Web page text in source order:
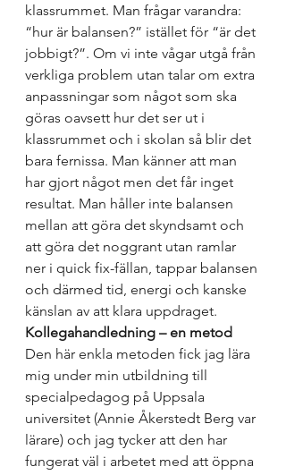
klassrummet. Man frågar varandra:
“hur är balansen?” istället för “är det
jobbigt?”. Om vi inte vågar utgå från
verkliga problem utan talar om extra
anpassningar som något som ska
göras oavsett hur det ser ut i
klassrummet och i skolan så blir det
bara fernissa. Man känner att man
har gjort något men det får inget
resultat. Man håller inte balansen
mellan att göra det skyndsamt och
att göra det noggrant utan ramlar
ner i quick fix-fällan, tappar balansen
och därmed tid, energi och kanske
känslan av att klara uppdraget.
Kollegahandledning – en metod
Den här enkla metoden fick jag lära
mig under min utbildning till
specialpedagog på Uppsala
universitet (Annie Åkerstedt Berg var
lärare) och jag tycker att den har
fungerat väl i arbetet med att öppna